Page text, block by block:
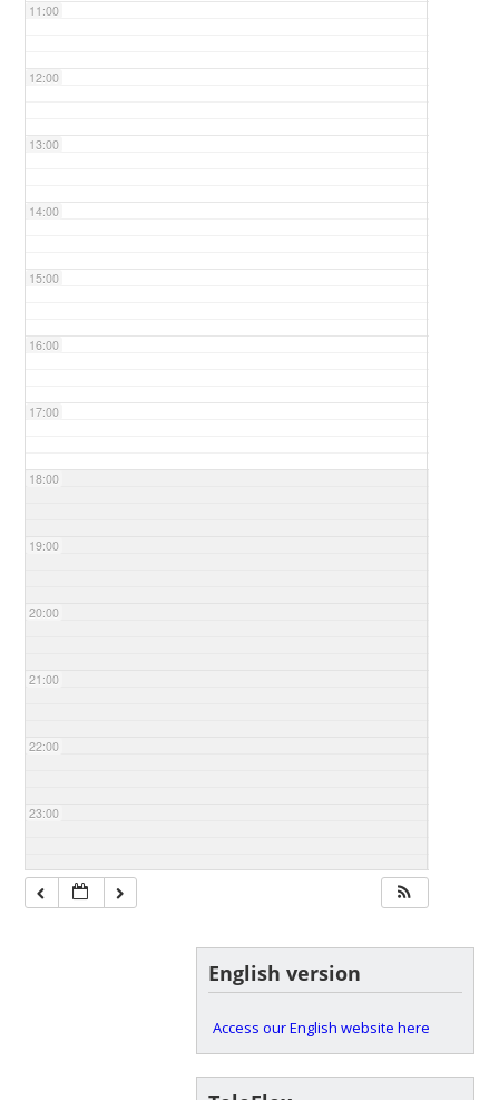
11:00
12:00
13:00
14:00
15:00
16:00
17:00
18:00
19:00
20:00
21:00
22:00
23:00
English version
Access our English website here